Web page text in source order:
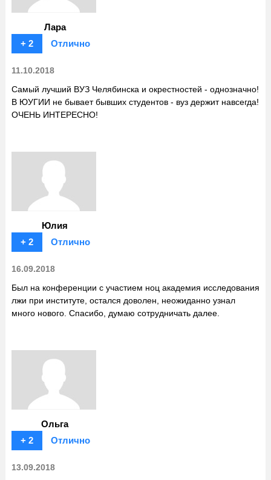
Лара
+ 2
Отлично
11.10.2018
Самый лучший ВУЗ Челябинска и окрестностей - однозначно!
В ЮУГИИ не бывает бывших студентов - вуз держит навсегда!
ОЧЕНЬ ИНТЕРЕСНО!
Юлия
+ 2
Отлично
16.09.2018
Был на конференции с участием ноц академия исследования
лжи при институте, остался доволен, неожиданно узнал
много нового. Спасибо, думаю сотрудничать далее.
Ольга
+ 2
Отлично
13.09.2018